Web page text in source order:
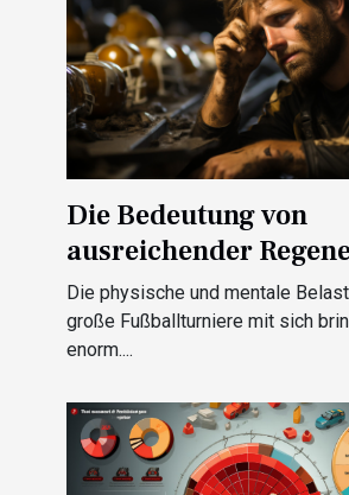
Die Bedeutung von
ausreichender
für Fußballspieler
großer Turniere
Die physische und mentale
große Fußballturniere mit sich
enorm....